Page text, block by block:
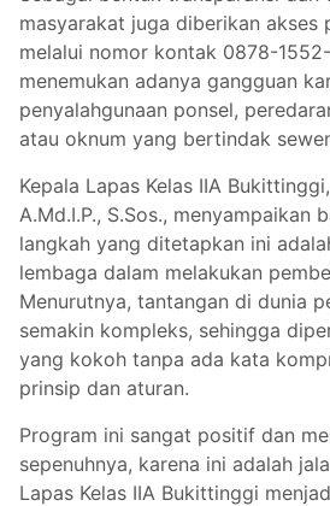
masyarakat juga diberikan akses
melalui nomor kontak 0878-
menemukan adanya gangguan
penyalahgunaan ponsel,
atau oknum yang bertindak
Kepala Lapas Kelas IIA
A.Md.I.P., S.Sos., menyampaikan
langkah yang ditetapkan ini
lembaga dalam melakukan
Menurutnya, tantangan di dunia
semakin kompleks, sehingga
yang kokoh tanpa ada kata
prinsip dan aturan.
Program ini sangat positif dan
sepenuhnya, karena ini adalah
Lapas Kelas IIA Bukittinggi